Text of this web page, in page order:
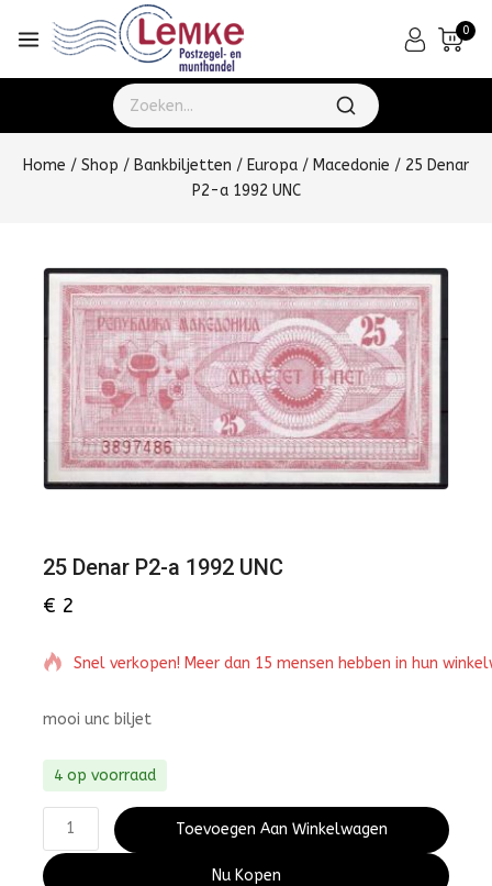
0
Home / Shop / Bankbiljetten / Europa / Macedonie / 25 Denar
P2-a 1992 UNC
25 Denar P2-a 1992 UNC
€ 2
Snel verkopen! Meer dan 15 mensen hebben in hun
mooi unc biljet
4 op voorraad
Toevoegen Aan Winkelwagen
Nu Kopen